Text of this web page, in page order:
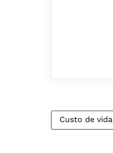
Custo de vida